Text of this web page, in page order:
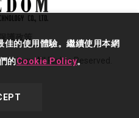
All Rights Reserved.
護政策
的使用體驗。繼續使用本網
的Cookie Policy。